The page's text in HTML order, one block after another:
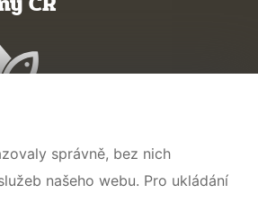
správně, bez nich
našeho webu. Pro ukládání